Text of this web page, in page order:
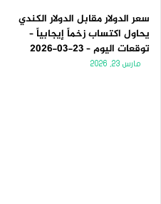
سعر الدولار مقابل الدولار الكندي
يحاول اكتساب زخماً إيجابياً –
توقعات اليوم – 23-03-2026
مارس 23, 2026